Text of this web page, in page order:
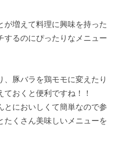
が増えて料理に興味を持った
するのにぴったりなメニュー
、豚バラを鶏モモに変えたり
おくと便利ですね！！
とにおいしくて簡単なので参
たくさん美味しいメニューを